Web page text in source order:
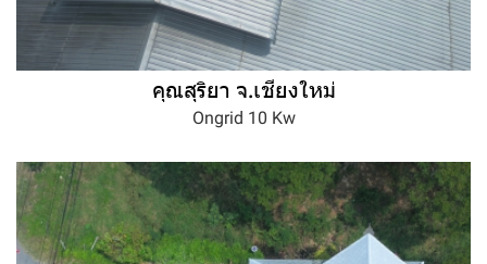
คุณสุริยา จ.เชียงใหม่
Ongrid 10 Kw